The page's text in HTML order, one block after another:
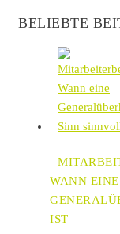
BELIEBTE
WANN EINE
IST